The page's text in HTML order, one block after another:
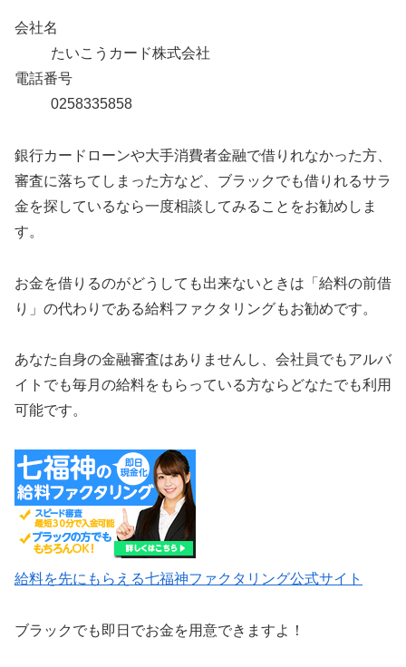
会社名
たいこうカード株式会社
電話番号
0258335858
銀行カードローンや大手消費者金融で借りれなかった方、
審査に落ちてしまった方など、ブラックでも借りれるサラ
金を探しているなら一度相談してみることをお勧めしま
す。
お金を借りるのがどうしても出来ないときは「給料の前借
り」の代わりである給料ファクタリングもお勧めです。
あなた自身の金融審査はありませんし、会社員でもアルバ
イトでも毎月の給料をもらっている方ならどなたでも利用
可能です。
給料を先にもらえる七福神ファクタリング公式サイト
ブラックでも即日でお金を用意できますよ！